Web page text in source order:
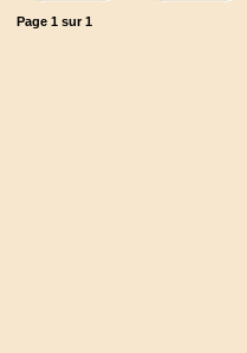
Page 1 sur1